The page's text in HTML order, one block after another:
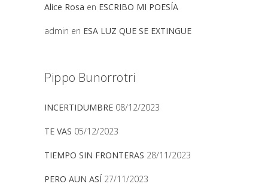
Alice Rosa en ESCRIBO MI POESÍA
admin en ESA LUZ QUE SE EXTINGUE
Pippo Bunorrotri
INCERTIDUMBRE 08/12/2023
TE VAS 05/12/2023
TIEMPO SIN FRONTERAS 28/11/2023
PERO AUN ASÍ 27/11/2023